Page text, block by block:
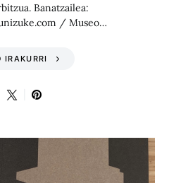
Banatzailea:
/ Museo…
IRAKURRI